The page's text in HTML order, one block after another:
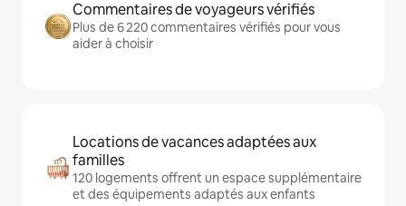
Commentaires de voyageurs vérifiés
Plus de 6 220 commentaires vérifiés pour vous
aider à choisir
Locations de vacances adaptées aux
familles
120 logements offrent un espace supplémentaire
et des équipements adaptés aux enfants